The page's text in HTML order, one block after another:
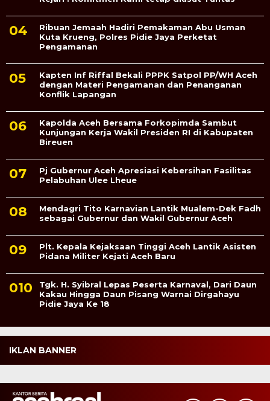
Ribuan Jemaah Hadiri Pemakaman Abu Usman
Kuta Krueng, Polres Pidie Jaya Perketat
Pengamanan
Kapten Inf Riffal Bekali PPPK Satpol PP/WH Aceh
dengan Materi Pengamanan dan Penanganan
Konflik Lapangan
Kapolda Aceh Bersama Forkopimda Sambut
Kunjungan Kerja Wakil Presiden RI di Kabupaten
Bireuen
Pj Gubernur Aceh Apresiasi Kebersihan Fasilitas
Pelabuhan Ulee Lheue
Mendagri Tito Karnavian Lantik Mualem-Dek Fadh
sebagai Gubernur dan Wakil Gubernur Aceh
Plt. Kepala Kejaksaan Tinggi Aceh Lantik Asisten
Pidana Militer Kejati Aceh Baru
Tgk. H. Syibral Lepas Peserta Karnaval, Dari Daun
Kakau Hingga Daun Pisang Warnai Dirgahayu
Pidie Jaya Ke 18
IKLAN BANNER